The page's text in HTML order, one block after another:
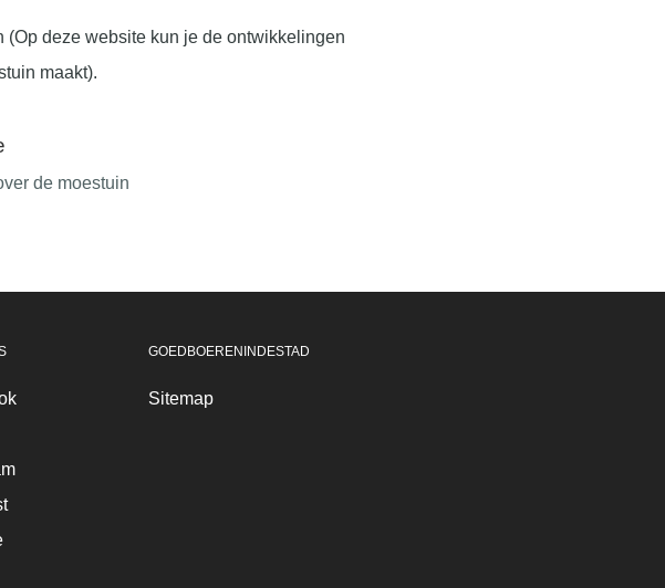
deze website kun je de ontwikkelingen
maakt).
de moestuin
GOEDBOERENINDESTAD
Sitemap